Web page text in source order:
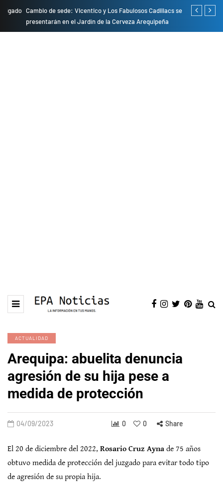
Cambio de sede: Vicentico y Los Fabulosos Cadillacs se
presentarán en el Jardín de la Cerveza Arequipeña
Empresas
ACTUALIDAD
Arequipa: abuelita denuncia
agresión de su hija pese a
medida de protección
04/09/2023 0 0 Share
El 20 de diciembre del 2022, Rosario Cruz Ayna de 75 años
obtuvo medida de protección del juzgado para evitar todo tipo
de agresión de su propia hija.